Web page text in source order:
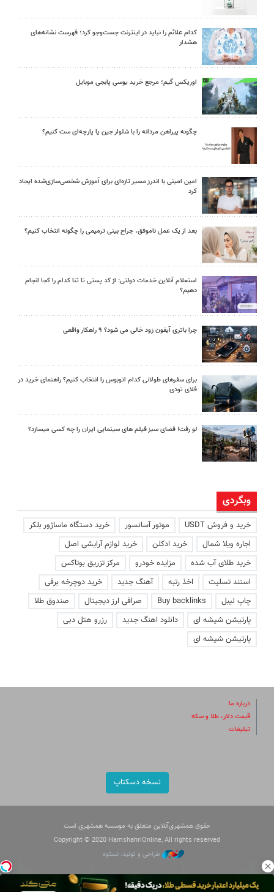
کدام علائم را نباید در اینترنت جست‌وجو کرد؛ فهرست نشانه‌های
هشدار
اوریکس گیم؛ مرجع خرید یوسی پابجی موبایل
چگونه پیراهن مردانه را با شلوار جین یا پارچه‌ای ست کنیم؟
امین امینی با اندرز مسیر تازه‌ای برای آموزش شخصی‌سازی‌شده ایجاد
کرد
بعد از یک عمل ناموفق، جراح بینی ترمیمی را چگونه انتخاب کنیم؟
استعلام آنلاین خدمات دولتی: از کد پستی تا ثنا کدام را کجا انجام
دهیم؟
چرا باتری آیفون زود خالی می شود؟ ۹ راهکار واقعی
برای سفرهای طولانی کدام اتوبوس را انتخاب کنیم؟ راهنمای خرید در
فلای تودی
لو رفت! فضای سبز فیلم های سینمایی ایران را چه کسی میسازد؟
وبگردی
خرید و فروش USDT موتور آسانسور
خرید دستگاه ماساژور بلکر
اجاره ویلا شمال
خرید ادکلن
خرید لوازم آرایشی اصل
خرید طلای آب شده
مزایده خودرو
مرکز تزریق بوتاکس
استند تسلیت
اخذ رتبه آهنگ جدید
خرید دوچرخه برقی
چاپ لیبل
Buy backlinks صرافی ارز دیجیتال
صندوق طلا
پارتیشن شیشه ای
دانلود اهنگ جدید
رزرو هتل دبی
پارتیشن شیشه ای
درباره ما
قیمت دلار، طلا و سکه
تبلیغات
نسخه دسکتاپ
حقوق همشهری‌آنلاین متعلق به موسسه همشهری است
Copyright © 2020 HamshahriOnline, All rights reserved
طراحی و تولید: نستوه